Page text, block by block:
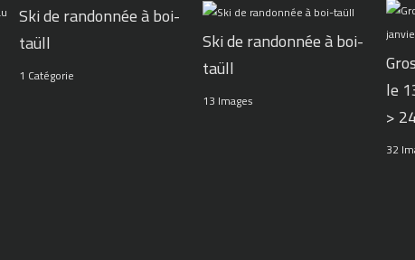
Ski de randonnée à boi-
taüll
1 Catégorie
Ski de randonnée à boi-
taüll
13 Images
le
>
32